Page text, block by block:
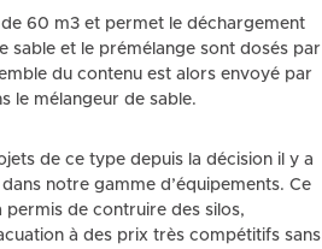
60 m3 et permet le déchargement
sable et le prémélange sont dosés par
du contenu est alors envoyé par
le mélangeur de sable.
de ce type depuis la décision il y a
notre gamme d’équipements. Ce
permis de contruire des silos,
à des prix très compétitifs sans